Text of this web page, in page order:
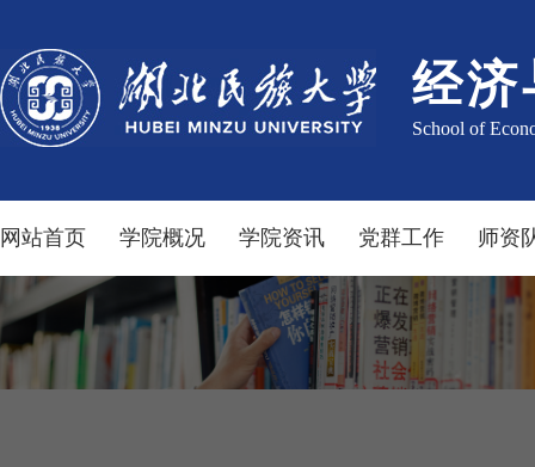
经济
School of
网站首页 学院概况 学院资讯 党群工作 师资